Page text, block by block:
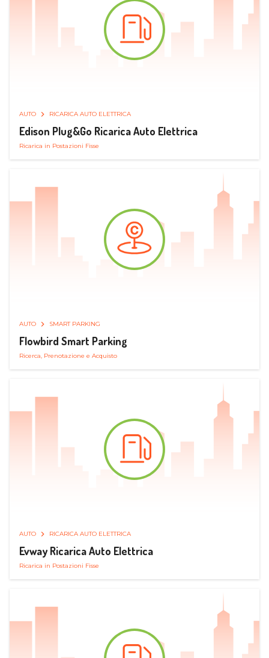
AUTO RICARICA AUTO ELETTRICA
Edison Plug&Go Ricarica Auto Elettrica
Ricarica in Postazioni Fisse
AUTO SMART PARKING
Flowbird Smart Parking
Ricerca, Prenotazione e Acquisto
AUTO RICARICA AUTO ELETTRICA
Evway Ricarica Auto Elettrica
Ricarica in Postazioni Fisse